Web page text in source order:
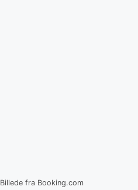
Billede fra Booking.com